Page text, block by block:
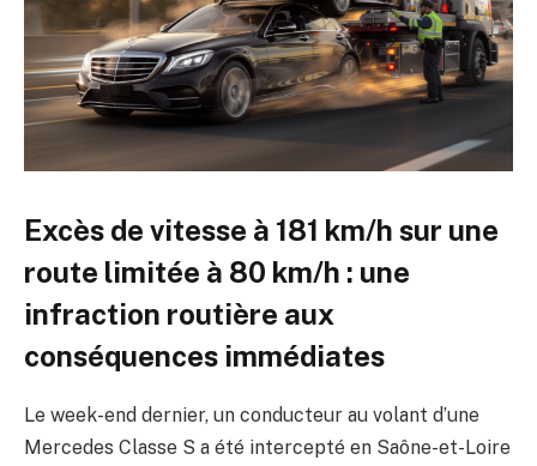
Excès de vitesse à 181 km/h sur une
route limitée à 80 km/h : une
infraction routière aux
conséquences immédiates
Le week-end dernier, un conducteur au volant d’une
Mercedes Classe S a été intercepté en Saône-et-Loire